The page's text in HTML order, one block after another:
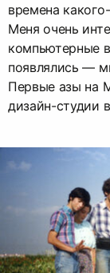
времена
Меня очень
компьютерные
появлялись —
Первые азы на
дизайн-студии